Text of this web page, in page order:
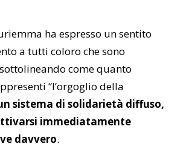
ha espresso un sentito
a tutti coloro che sono
come quanto
“l’orgoglio della
sistema di solidarietà diffuso,
immediatamente
davvero.